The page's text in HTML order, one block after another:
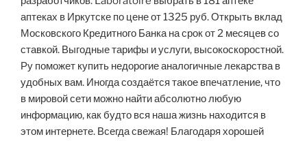
аптеках в Иркутске по цене от 1325 руб. Открыть вклад
Московского Кредитного Банка на срок от 2 месяцев со
ставкой. Выгодные тарифы и услуги, высокоскоростной.
Ру поможет купить недорогие аналогичные лекарства в
удобных вам. Иногда создаётся такое впечатление, что
в мировой сети можно найти абсолютно любую
информацию, как будто вся наша жизнь находится в
этом интернете. Всегда свежая! Благодаря хорошей